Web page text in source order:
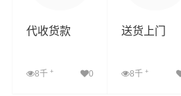
代收货款
8千 + 0
送货上门
8千+